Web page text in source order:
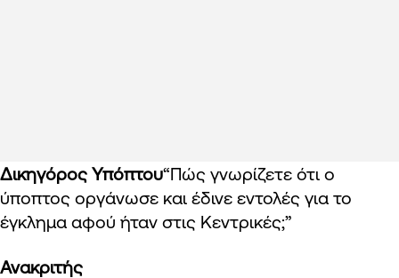
Δικηγόρος Υπόπτου“Πώς γνωρίζετε ότι ο
ύποπτος οργάνωσε και έδινε εντολές για το
έγκλημα αφού ήταν στις Κεντρικές;”
Ανακριτής